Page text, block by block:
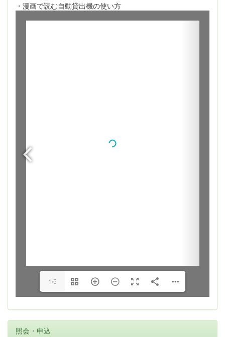
・漫画で読む自動貸出機の使い方
1/5
照会・申込